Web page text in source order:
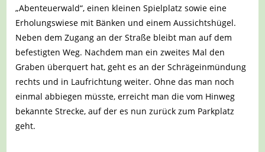
„Abenteuerwald“, einen kleinen Spielplatz sowie eine
Erholungswiese mit Bänken und einem Aussichtshügel.
Neben dem Zugang an der Straße bleibt man auf dem
befestigten Weg. Nachdem man ein zweites Mal den
Graben überquert hat, geht es an der Schrägeinmündung
rechts und in Laufrichtung weiter. Ohne das man noch
einmal abbiegen müsste, erreicht man die vom Hinweg
bekannte Strecke, auf der es nun zurück zum Parkplatz
geht.